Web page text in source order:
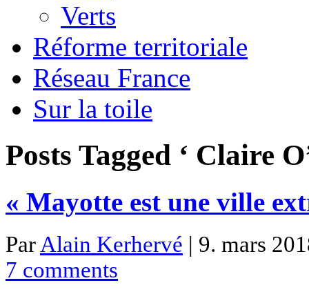
Verts
Réforme territoriale
Réseau France
Sur la toile
Posts Tagged ‘ Claire
« Mayotte est une ville
ParAlain Kerhervé | 9. mars
7 comments